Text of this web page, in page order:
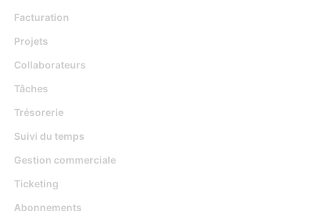
Facturation
Projets
Collaborateurs
Tâches
Trésorerie
Suivi du temps
Gestion commerciale
Ticketing
Abonnements